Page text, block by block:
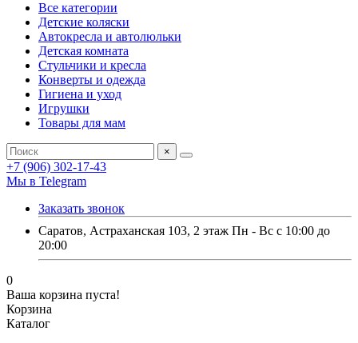
Все категории
Детские коляски
Автокресла и автолюльки
Детская комната
Стульчики и кресла
Конверты и одежда
Гигиена и уход
Игрушки
Товары для мам
×
+7 (906) 302-17-43
Мы в Telegram
Заказать звонок
Саратов, Астраханская 103, 2 этаж Пн - Вс с 10:00 до
20:00
0
Ваша корзина пуста!
Корзина
Каталог